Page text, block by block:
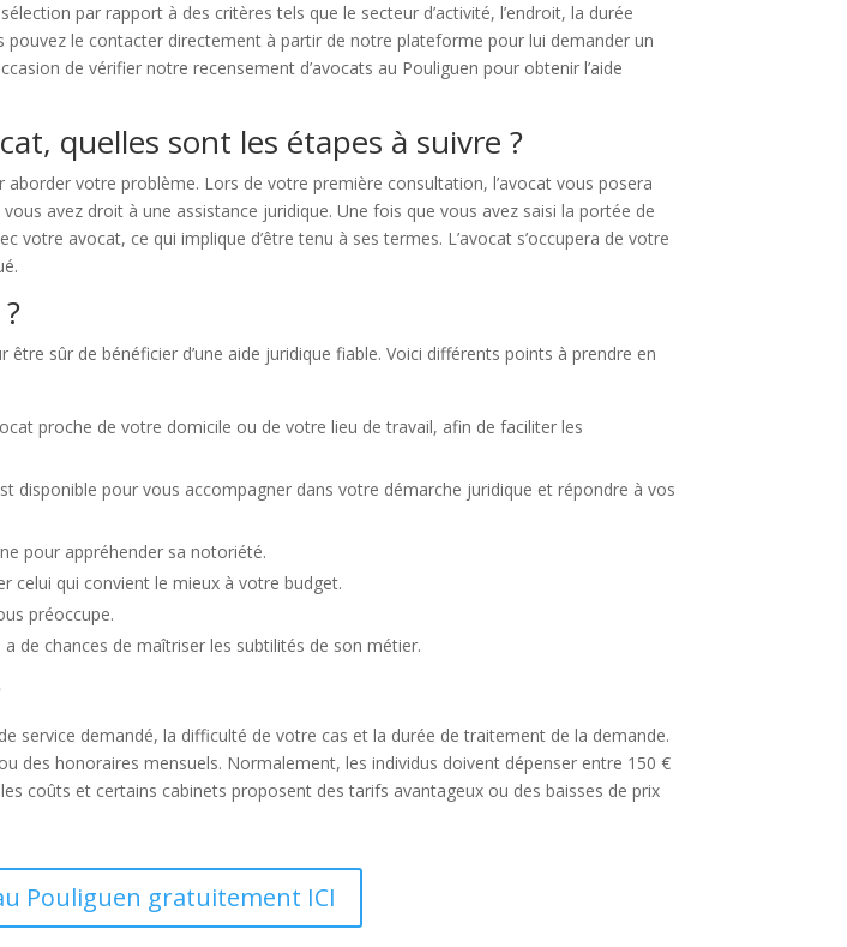
par rapport à des critères tels que le secteur d’activité, l’endroit, la durée
le contacter directement à partir de notre plateforme pour lui demander un
de vérifier notre recensement d’avocats au Pouliguen pour obtenir l’aide
quelles sont les étapes à suivre ?
votre problème. Lors de votre première consultation, l’avocat vous posera
avez droit à une assistance juridique. Une fois que vous avez saisi la portée de
avocat, ce qui implique d’être tenu à ses termes. L’avocat s’occupera de votre
sûr de bénéficier d’une aide juridique fiable. Voici différents points à prendre en
proche de votre domicile ou de votre lieu de travail, afin de faciliter les
disponible pour vous accompagner dans votre démarche juridique et répondre à vos
pour appréhender sa notoriété.
celui qui convient le mieux à votre budget.
préoccupe.
a de chances de maîtriser les subtilités de son métier.
service demandé, la difficulté de votre cas et la durée de traitement de la demande.
des honoraires mensuels. Normalement, les individus doivent dépenser entre 150 €
coûts et certains cabinets proposent des tarifs avantageux ou des baisses de prix
Pouliguen gratuitement ICI